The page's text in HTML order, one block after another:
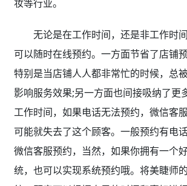
妆等行业。
无论是在工作时间，还是非工作时
可以随时在线预约。一方面节省了店铺
特别是当店铺人人都非常忙的时候，总
影响服务效果;另一方面也间接吸纳了更
工作时间，如果电话无法预约，微信客
可能就失去了这个顾客。一般预约有电
微信客服预约，当然，如果你拥有一个
统，也可以实现系统预约哦。将美睫师